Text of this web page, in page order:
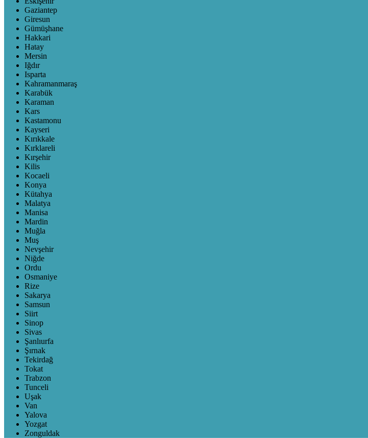
Gaziantep
Giresun
Gümüşhane
Hakkari
Hatay
Mersin
Iğdır
Isparta
Kahramanmaraş
Karabük
Karaman
Kars
Kastamonu
Kayseri
Kırıkkale
Kırklareli
Kırşehir
Kilis
Kocaeli
Konya
Kütahya
Malatya
Manisa
Mardin
Muğla
Muş
Nevşehir
Niğde
Ordu
Osmaniye
Rize
Sakarya
Samsun
Siirt
Sinop
Sivas
Şanlıurfa
Şırnak
Tekirdağ
Tokat
Trabzon
Tunceli
Uşak
Van
Yalova
Yozgat
Zonguldak